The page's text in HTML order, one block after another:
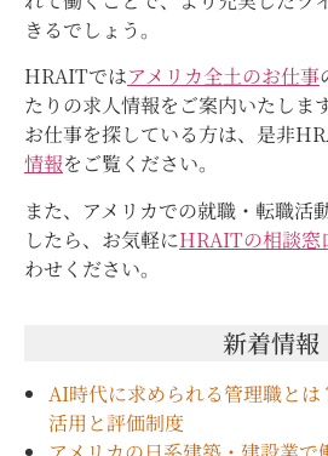
きるでしょう。
HRAITではアメリカ全土のお仕事
たりの求人情報をご案内いたしま
お仕事を探している方は、是非
情報をご覧ください。
また、アメリカでの就職・転職活
したら、お気軽にHRAITの相談窓
わせください。
新着情報
AI時代に求められる管理職と
活用と評価制度